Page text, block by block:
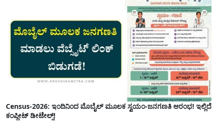
Census-2026: ಇಂದಿನಿಂದ ಮೊಬೈಲ್ ಮೂಲಕ ಸ್ವಯಂ-ಜನಗಣತಿ ಆರಂಭ! ಇಲ್ಲಿದೆ
ಕಂಪ್ಲೀಟ್ ಡೀಟೇಲ್ಸ್!